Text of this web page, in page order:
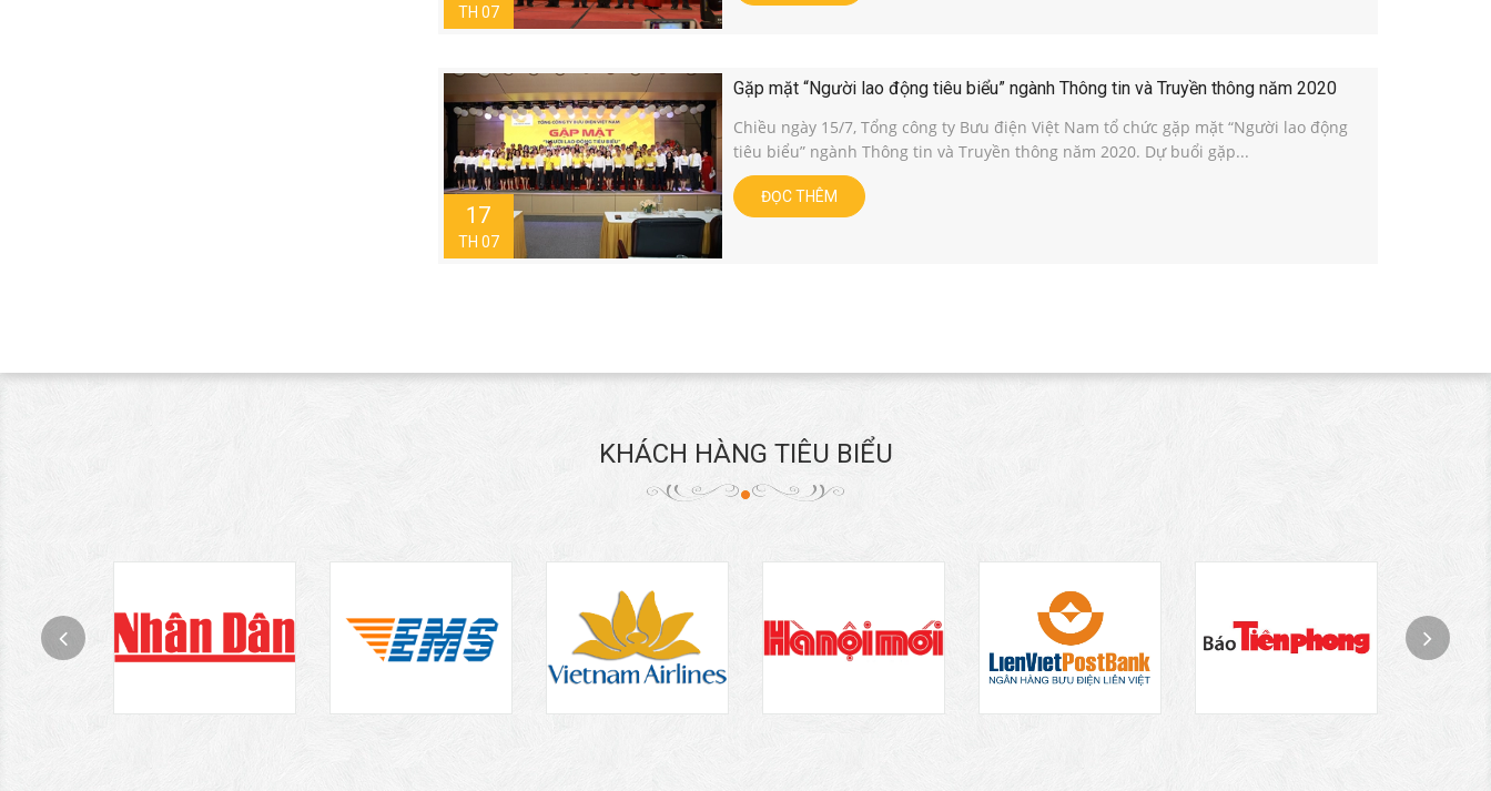
TH 07
17
TH 07
Gặp mặt “Người lao động tiêu biểu” ngành Thông tin và Truyền thông năm 2020
Chiều ngày 15/7, Tổng công ty Bưu điện Việt Nam tổ chức gặp mặt “Người lao động
tiêu biểu” ngành Thông tin và Truyền thông năm 2020. Dự buổi gặp...
ĐỌC THÊM
KHÁCH HÀNG TIÊU BIỂU